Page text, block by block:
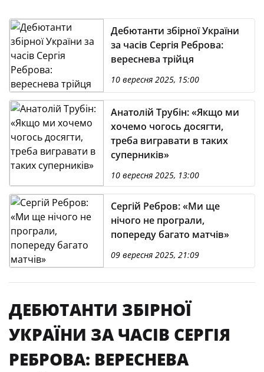
Дебютанти збірної України
за часів Сергія Реброва:
вереснева трійця
10 вересня 2025, 15:00
Анатолій Трубін: «Якщо ми
хочемо чогось досягти,
треба вигравати в таких
суперників»
10 вересня 2025, 13:00
Сергій Ребров: «Ми ще
нічого не програли,
попереду багато матчів»
09 вересня 2025, 21:09
ДЕБЮТАНТИ ЗБІРНОЇ
УКРАЇНИ ЗА ЧАСІВ СЕРГІЯ
РЕБРОВА: ВЕРЕСНЕВА